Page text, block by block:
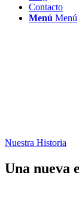
Contacto
Menú Menú
Nuestra Historia
Una nueva